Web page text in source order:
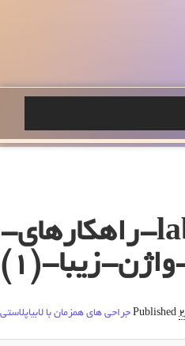
labiaplasty-راهکارهای-
زیبا-(1)
Published جراحی های همزمان با لابیاپلاستی